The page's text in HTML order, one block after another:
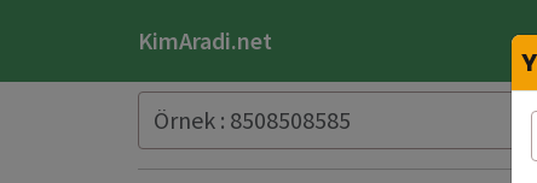
KimAradi.net